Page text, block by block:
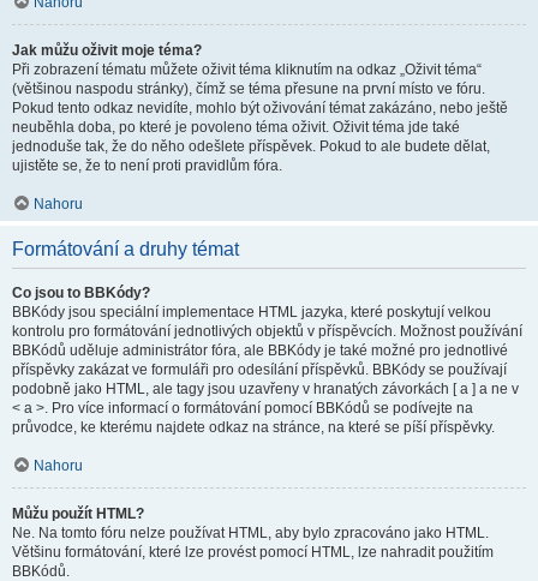
Jak můžu oživit moje téma?
Při zobrazení tématu můžete oživit téma kliknutím na odkaz „Oživit téma“
(většinou naspodu stránky), čímž se téma přesune na první místo ve fóru.
Pokud tento odkaz nevidíte, mohlo být oživování témat zakázáno, nebo ještě
neuběhla doba, po které je povoleno téma oživit. Oživit téma jde také
jednoduše tak, že do něho odešlete příspěvek. Pokud to ale budete dělat,
ujistěte se, že to není proti pravidlům fóra.
Nahoru
Formátování a druhy témat
Co jsou to BBKódy?
BBKódy jsou speciální implementace HTML jazyka, které poskytují velkou
kontrolu pro formátování jednotlivých objektů v příspěvcích. Možnost používání
BBKódů uděluje administrátor fóra, ale BBKódy je také možné pro jednotlivé
příspěvky zakázat ve formuláři pro odesílání příspěvků. BBKódy se používají
podobně jako HTML, ale tagy jsou uzavřeny v hranatých závorkách [ a ] a ne v
< a >. Pro více informací o formátování pomocí BBKódů se podívejte na
průvodce, ke kterému najdete odkaz na stránce, na které se píší příspěvky.
Nahoru
Můžu použít HTML?
Ne. Na tomto fóru nelze používat HTML, aby bylo zpracováno jako HTML.
Většinu formátování, které lze provést pomocí HTML, lze nahradit použitím
BBKódů.